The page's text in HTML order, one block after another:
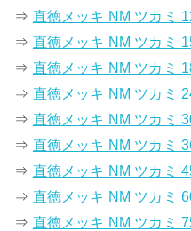
⇒ 直徳メッキ NM ツカミ
⇒ 直徳メッキ NM ツカミ
⇒ 直徳メッキ NM ツカミ
⇒ 直徳メッキ NM ツカミ
⇒ 直徳メッキ NM ツカミ
⇒ 直徳メッキ NM ツカミ
⇒ 直徳メッキ NM ツカミ
⇒ 直徳メッキ NM ツカミ
⇒ 直徳メッキ NM ツカミ